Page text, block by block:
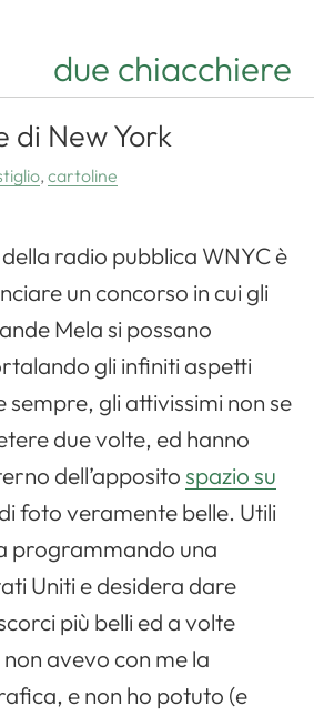
due chiacchiere
di New York
, cartoline
radio pubblica WNYC è
un concorso in cui gli
Mela si possano
gli infiniti aspetti
sempre, gli attivissimi non se
due volte, ed hanno
dell’appositospazio su
foto veramente belle. Utili
programmando una
Uniti e desidera dare
più belli ed a volte
avevo con me la
e non ho potuto (e